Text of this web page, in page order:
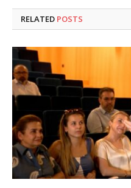
RELATED POSTS